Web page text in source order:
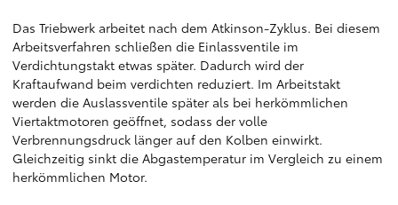
Das Triebwerk arbeitet nach dem Atkinson-Zyklus. Bei diesem
Arbeitsverfahren schließen die Einlassventile im
Verdichtungstakt etwas später. Dadurch wird der
Kraftaufwand beim verdichten reduziert. Im Arbeitstakt
werden die Auslassventile später als bei herkömmlichen
Viertaktmotoren geöffnet, sodass der volle
Verbrennungsdruck länger auf den Kolben einwirkt.
Gleichzeitig sinkt die Abgastemperatur im Vergleich zu einem
herkömmlichen Motor.